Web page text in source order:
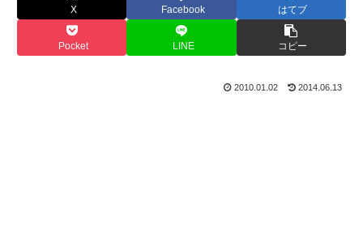
X Facebook はてブ
Pocket LINE コピー
2010.01.02 2014.06.13